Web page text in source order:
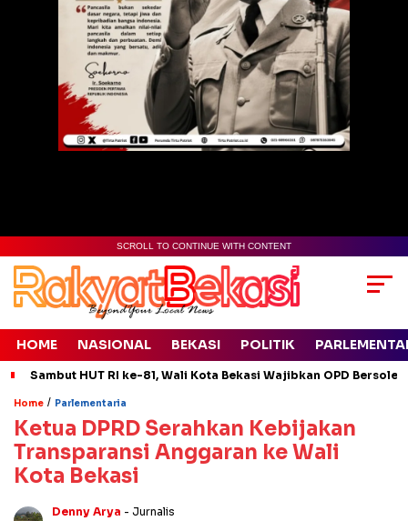
SCROLL TO CONTINUE WITH CONTENT
HOME NASIONAL BEKASI POLITIK
Sambut HUT RI ke-81, Wali Kota Bekasi Wajibkan OPD Bersolek
Home / Parlementaria
Ketua DPRD Serahkan Kebijakan
Transparansi Anggaran ke Wali
Kota Bekasi
Denny Arya - Jurnalis